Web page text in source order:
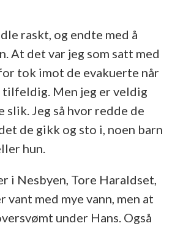
raskt, og endte med å
At det var jeg som satt med
tok imot de evakuerte når
tilfeldig. Men jeg er veldig
Jeg så hvor redde de
de gikk og sto i, noen barn
hun.
i Nesbyen, Tore Haraldset,
vant med mye vann, men at
under Hans. Også